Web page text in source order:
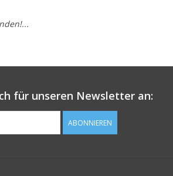
für unseren Newsletter an:
ABONNIEREN